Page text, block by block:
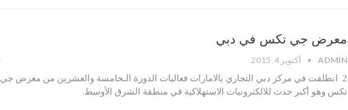
معرض جي تكس في دبي
ADMIN أكتوبر 4, 2015
2 انطلقت في مركز دبي التجاري بالامارات فعاليات الدورة الـخامسة والعشرين من معرض جي
تكس وهو أكبر حدث للالكترونيات الاستهلاكية في منطقة الشرق الأوسط.